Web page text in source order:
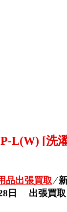
L(W) [洗
品出張買取⁄
28日 出張買取